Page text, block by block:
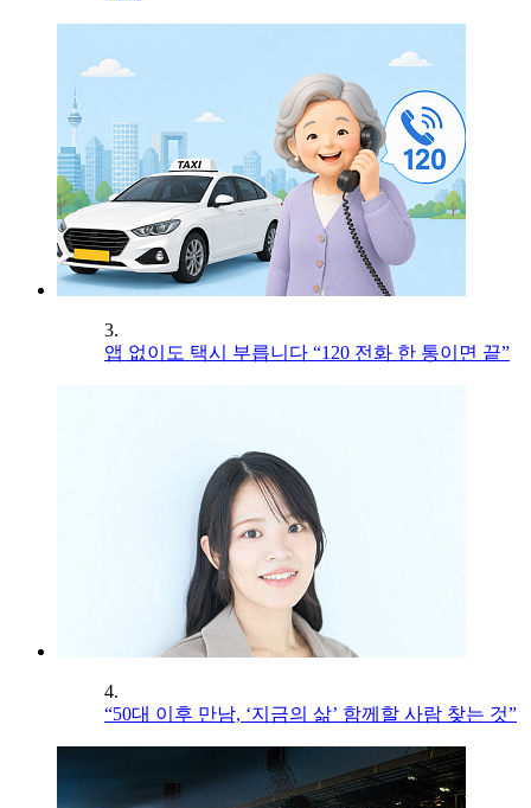
3.
앱 없이도 택시 부릅니다 “120 전화 한 통이면 끝”
4.
“50대 이후 만남, ‘지금의 삶’ 함께할 사람 찾는 것”